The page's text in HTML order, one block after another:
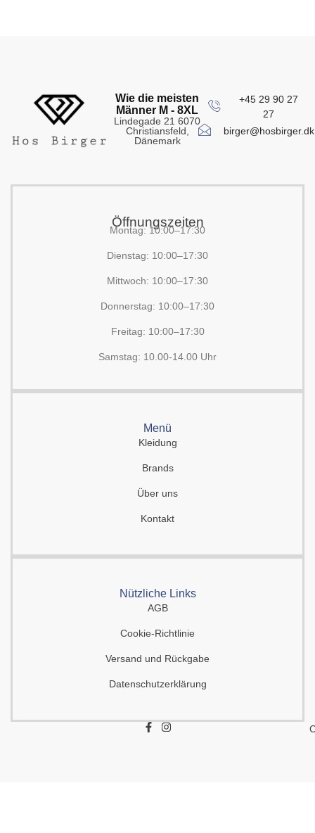
Wie die meisten
Männer M - 8XL
Lindegade 21 6070
Christiansfeld,
Dänemark
+45 29 90 27
27
birger@hosbirger.dk
Öffnungszeiten
Montag: 10:00–17:30
Dienstag: 10:00–17:30
Mittwoch: 10:00–17:30
Donnerstag: 10:00–17:30
Freitag: 10:00–17:30
Samstag: 10.00-14.00 Uhr
Menü
Kleidung
Brands
Über uns
Kontakt
Nützliche Links
AGB
Cookie-Richtlinie
Versand und Rückgabe
Datenschutzerklärung
F
I